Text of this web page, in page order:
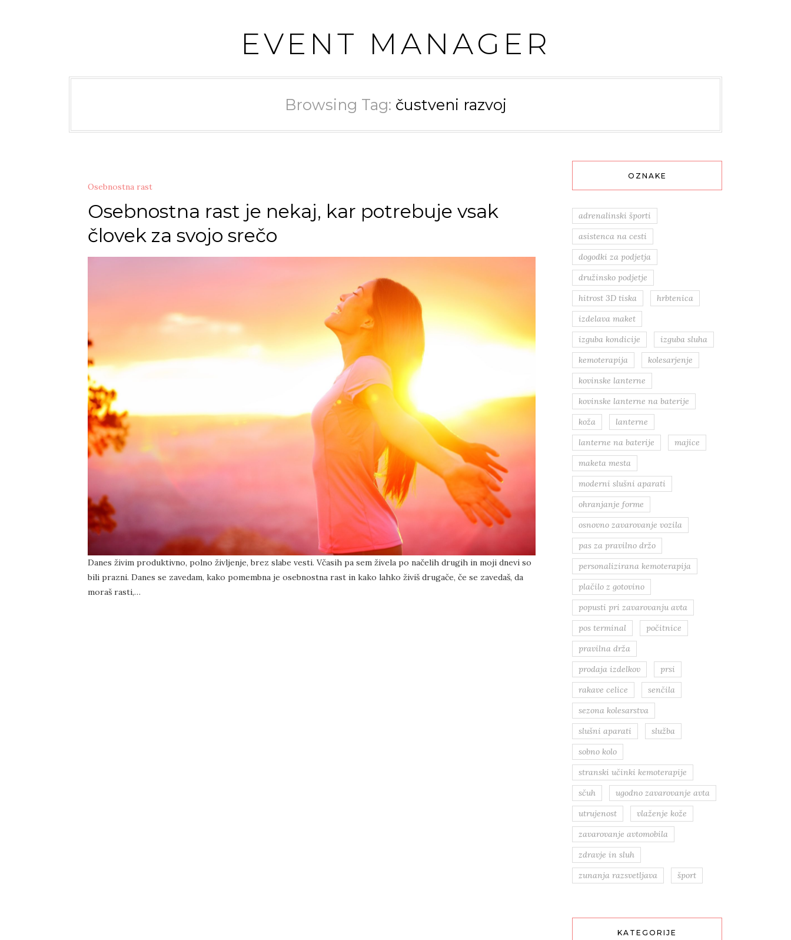
EVENT MANAGER
Browsing Tag: čustveni razvoj
Osebnostna rast
Osebnostna rast je nekaj, kar potrebuje vsak
človek za svojo srečo
Danes živim produktivno, polno življenje, brez slabe vesti. Včasih pa sem živela po načelih drugih in moji dnevi so
bili prazni. Danes se zavedam, kako pomembna je osebnostna rast in kako lahko živiš drugače, če se zavedaš, da
moraš rasti,…
OZNAKE
adrenalinski športi
asistenca na cesti
dogodki za podjetja
družinsko podjetje
hitrost 3D tiska
hrbtenica
izdelava maket
izguba kondicije
izguba sluha
kemoterapija
kolesarjenje
kovinske lanterne
kovinske lanterne na baterije
koža
lanterne
lanterne na baterije
majice
maketa mesta
moderni slušni aparati
ohranjanje forme
osnovno zavarovanje vozila
pas za pravilno držo
personalizirana kemoterapija
plačilo z gotovino
popusti pri zavarovanju avta
pos terminal
počitnice
pravilna drža
prodaja izdelkov
prsi
rakave celice
senčila
sezona kolesarstva
slušni aparati
služba
sobno kolo
stranski učinki kemoterapije
sčuh
ugodno zavarovanje avta
utrujenost
vlaženje kože
zavarovanje avtomobila
zdravje in sluh
zunanja razsvetljava
šport
KATEGORIJE